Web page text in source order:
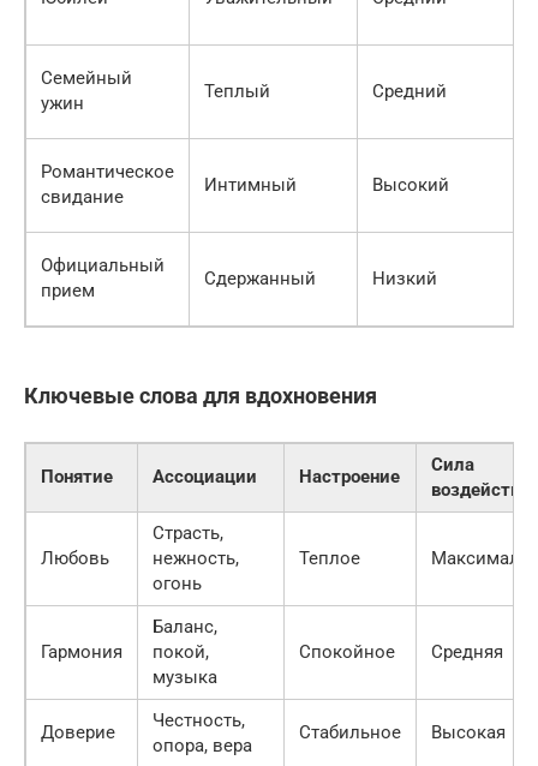
Семейный
ужин
Теплый Средний
Романтическое
свидание
Интимный Высокий
Официальный
прием
Сдержанный Низкий
Ключевые слова для вдохновения
Понятие Ассоциации Настроение
Сила
Любовь
Страсть,
нежность,
огонь
Теплое
Гармония
Баланс,
покой,
музыка
Спокойное Средняя
Доверие
Честность,
опора, вера
Стабильное Высокая